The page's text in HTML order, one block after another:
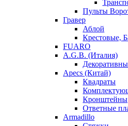
Пульты
Гравер
Аблой
Крестовые,
FUARO
A.G.B. (Италия)
Apecs (Китай)
Квадраты
Кронштейны
Ответные
Armadillo